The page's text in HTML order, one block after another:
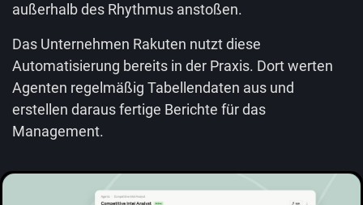
außerhalb des Rhythmus anstoßen.
Das Unternehmen Rakuten nutzt diese
Automatisierung bereits in der Praxis. Dort werten
Agenten regelmäßig Tabellendaten aus und
erstellen daraus fertige Berichte für das
Management.